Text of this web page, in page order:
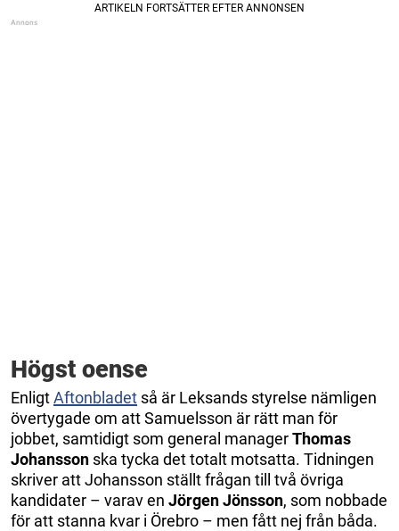
Högst oense
EnligtAftonbladet så är Leksands styrelse nämligen
övertygade om att Samuelsson är rätt man för
jobbet, samtidigt som general managerThomas
Johansson ska tycka det totalt motsatta. Tidningen
skriver att Johansson ställt frågan till två övriga
kandidater – varav en JörgenJönsson, som nobbade
för att stanna kvar i Örebro – men fått nej från båda.